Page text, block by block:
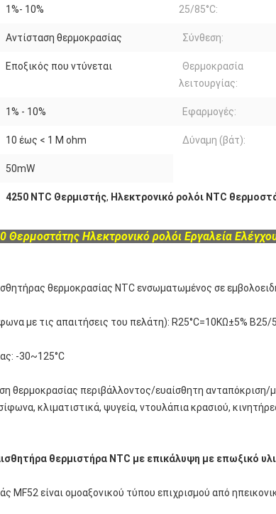
1%- 10%
25/85°C:
Αντίσταση θερμοκρασίας Σύνθεση:
Εποξικός που ντύνεται
Θερμοκρασία
λειτουργίας:
1% - 10% Εφαρμογές:
10 έως < 1 M ohm Δύναμη (βάτ):
50mW
4250 NTC Θερμιστής, Ηλεκτρονικό ρολόι NTC
Θερμοστάτης Ηλεκτρονικό ρολόι Εργαλεία
θερμοκρασίας NTC ενσωματωμένος σε
με τις απαιτήσεις του πελάτη): R25°C=10KΩ±5% B25/
-30~125°C
θερμοκρασίας περιβάλλοντος/ευαίσθητη ανταπόκριση/
κλιματιστικά, ψυγεία, ντουλάπια κρασιού,
θερμιστήρα NTC με επικάλυψη με επωξικό
MF52 είναι ομοαξονικού τύπου επιχρισμού από